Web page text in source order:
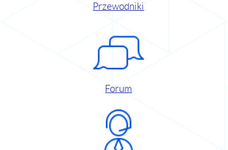
Przewodniki
Forum